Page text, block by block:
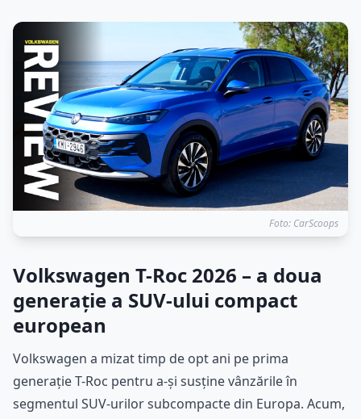
Foto: CarScoops
Volkswagen T-Roc 2026 – a doua
generație a SUV-ului compact
european
Volkswagen a mizat timp de opt ani pe prima
generație T-Roc pentru a-și susține vânzările în
segmentul SUV-urilor subcompacte din Europa. Acum,